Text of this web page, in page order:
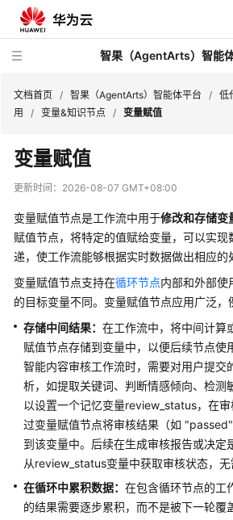
智果（AgentArts）智能
最
新
动
产
品
绍
开
始
使
用
计
费
说
明
低
文档首页 / 智果（AgentArts）智能体平台 / 低
用
/ 变量&知识节点 / 变量赋值
变量赋值
更新时间： 2026-08-07 GMT+08:00
变量赋值节点是工作流中用于修改和存储变
赋值节点，将特定的值赋给变量，可以实现
递，使工作流能够根据实时数据做出相应的
变量赋值节点支持在循环节点内部和外部使
的目标变量不同。变量赋值节点应用广泛，
存储中间结果： 在工作流中，将中间计算
赋值节点存储到变量中，以便后续节点使
智能内容审核工作流时，需要对用户提交
析，如提取关键词、判断情感倾向、检测
以设置一个记忆变量review_status，在
过变量赋值节点将审核结果（如
到该变量中。后续在生成审核报告或决定
从review_status变量中获取审核状态，无
在循环中累积数据： 在包含循环节点的工
的结果需要逐步累积，而不是被下一轮覆